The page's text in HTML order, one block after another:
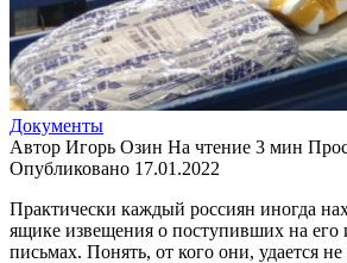
Документы
Автор Игорь Озин На чтение 3 мин
Опубликовано 17.01.2022
Практически каждый россиян иногда
ящике извещения о поступивших на его
письмах. Понять, от кого они, удается не